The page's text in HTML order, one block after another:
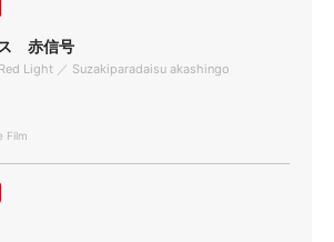
赤信号
Light ／ Suzakiparadaisu akashingo
Film